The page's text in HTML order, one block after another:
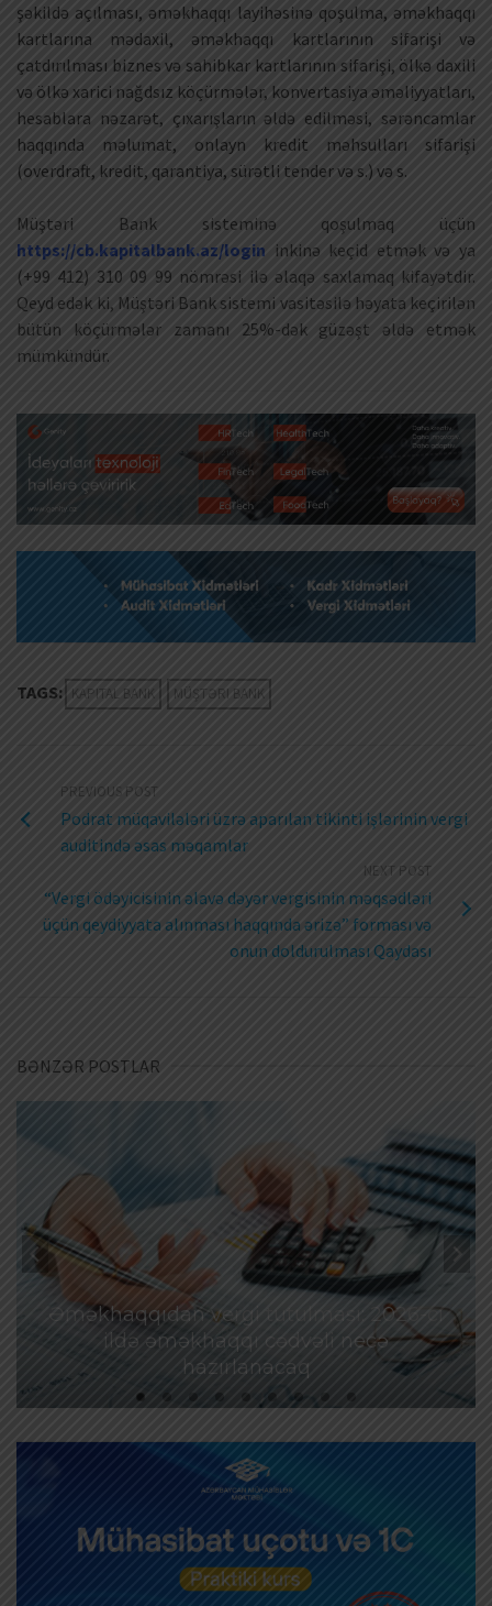
şəkildə açılması, əməkhaqqı layihəsinə qoşulma, əməkhaqqı
kartlarına mədaxil, əməkhaqqı kartlarının sifarişi və
çatdırılması biznes və sahibkar kartlarının sifarişi, ölkə daxili
və ölkə xarici nağdsız köçürmələr, konvertasiya əməliyyatları,
hesablara nəzarət, çıxarışların əldə edilməsi, sərəncamlar
haqqında məlumat, onlayn kredit məhsulları sifarişi
(overdraft, kredit, qarantiya, sürətli tender və s.) və s.
Müştəri Bank sisteminə qoşulmaq üçün
https://cb.kapitalbank.az/login inkinə keçid etmək və ya
(+99 412) 310 09 99 nömrəsi ilə əlaqə saxlamaq kifayətdir.
Qeyd edək ki, Müştəri Bank sistemi vasitəsilə həyata keçirilən
bütün köçürmələr zamanı 25%-dək güzəşt əldə etmək
mümkündür.
TAGS: KAPITAL BANK MÜŞTƏRI BANK
PREVIOUS POST
Podrat müqavilələri üzrə aparılan tikinti işlərinin vergi
auditində əsas məqamlar
NEXT POST
“Vergi ödəyicisinin əlavə dəyər vergisinin məqsədləri
üçün qeydiyyata alınması haqqında ərizə” forması və
onun doldurulması Qaydası
BƏNZƏR POSTLAR
Əməkhaqqıdan vergi tutulması: 2026-cı
ildə əməkhaqqı cədvəli necə
hazırlanacaq